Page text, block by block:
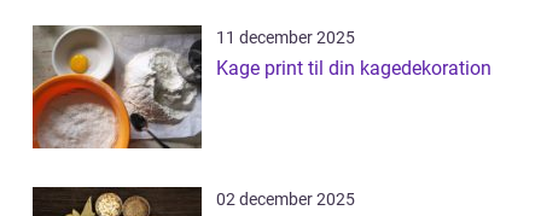
11 december 2025
Kage print til din kagedekoration
02 december 2025